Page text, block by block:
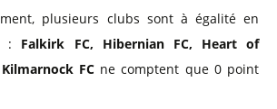
plusieurs clubs sont à égalité en
: Falkirk FC, Hibernian FC, Heart of
FCne comptent que 0 point